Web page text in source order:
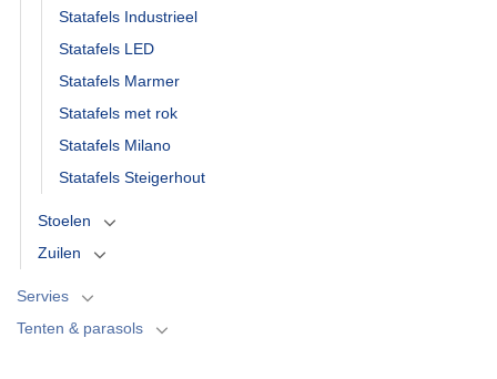
Statafels Industrieel
Statafels LED
Statafels Marmer
Statafels met rok
Statafels Milano
Statafels Steigerhout
Stoelen
Zuilen
Servies
Tenten & parasols